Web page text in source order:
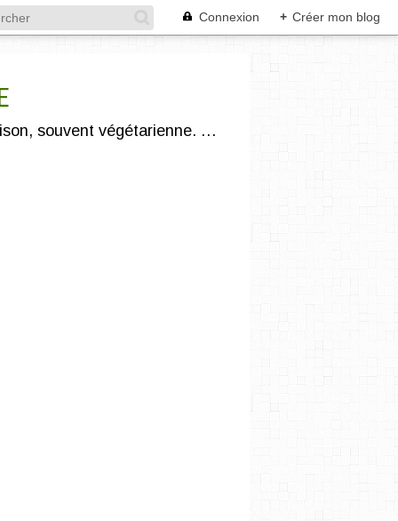
Connexion + Créer mon blog
"Légumivore et compostophile" :) je vous propose une cuisine gourmande, saine, de saison, souvent végétarienne. J'utilise des produits issus de l'agriculture biologique et/ou locale.